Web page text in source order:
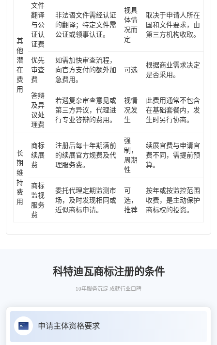
其
他
潜
在
费
用
文件
翻译
与公
证认
证费
非法语文件需经认证
的翻译；特定文件需
公证或领事认证。
视具
体情
况而
定
取决于申请人所在
国和文件要求，由
第三方机构收取。
优先
审查
费
如需加快审查流程，
向官方支付的额外加
急费用。
可选
根据商业需求决定
是否采用。
答辩
及异
议处
理费
若遇复杂审查意见或
第三方异议，代理进
行专业答辩的费用。
视情
况发
生
此费用通常不包含
在基础套餐内，发
生时另行协商。
长
期
维
持
费
用
商标
续展
费
注册后每十年期满前
的续展官方规费及代
理服务费。
强
制，
周期
性
续展官费与申请官
费不同，需提前预
算。
商标
监视
服务
费
委托代理定期监测市
场，及时发现相同或
近似商标申请。
可
选，
推荐
按年或按监控范围
收费，是主动保护
商标权的投资。
科特迪瓦商标注册的条件
10年服务沉淀 成就行业口碑
申请主体资格要求